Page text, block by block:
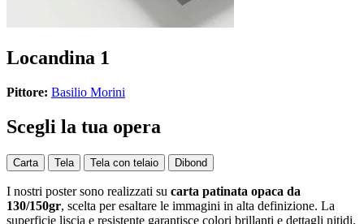
Locandina 1
Pittore: Basilio Morini
Scegli la tua opera
Carta Tela Tela con telaio Dibond
I nostri poster sono realizzati su carta patinata opaca da
130/150gr, scelta per esaltare le immagini in alta definizione. La
superficie liscia e resistente garantisce colori brillanti e dettagli nitidi,